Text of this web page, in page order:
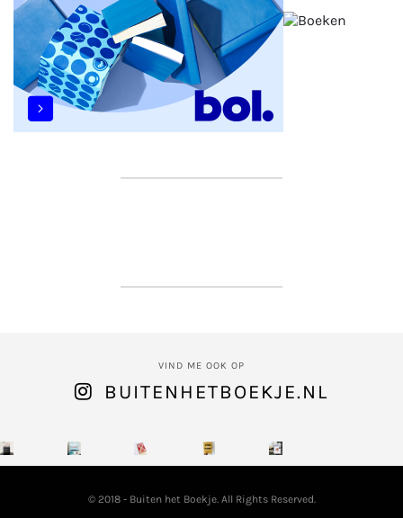
VIND ME OOK OP
BUITENHETBOEKJE.NL
© 2018 - Buiten het Boekje. All Rights Reserved.